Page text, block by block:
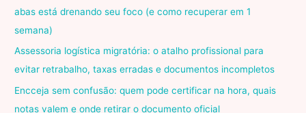
abas está drenando seu foco (e como recuperar em 1
semana)
Assessoria logística migratória: o atalho profissional para
evitar retrabalho, taxas erradas e documentos incompletos
Encceja sem confusão: quem pode certificar na hora, quais
notas valem e onde retirar o documento oficial